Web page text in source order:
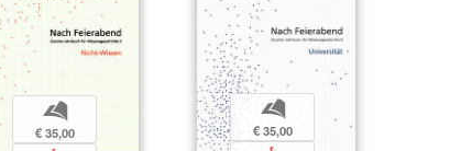
b
€ 35,00
b
€ 35,00